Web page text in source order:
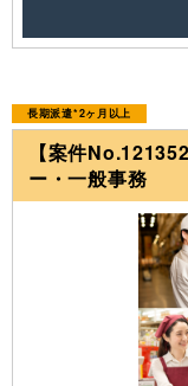
長期派遣*2ヶ月以上
【案件
ー・一般事務